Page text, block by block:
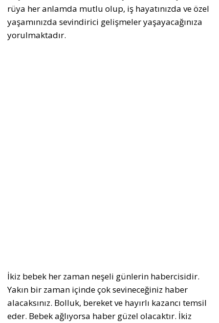
rüya her anlamda mutlu olup, iş hayatınızda ve özel
yaşamınızda sevindirici gelişmeler yaşayacağınıza
yorulmaktadır.
İkiz bebek her zaman neşeli günlerin habercisidir.
Yakın bir zaman içinde çok sevineceğiniz haber
alacaksınız. Bolluk, bereket ve hayırlı kazancı temsil
eder. Bebek ağlıyorsa haber güzel olacaktır. İkiz